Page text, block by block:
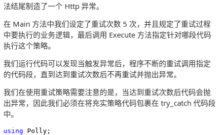
法结尾制造了一个 Http 异常。
在 Main 方法中我们设定了重试次数 5 次，并且规定了重试过程
中要执行的业务逻辑，最后调用 Execute 方法指定针对哪段代码
执行这个策略。
我们运行代码可以发现当触发异常后，程序不断的重试调用指定
的代码段，直到达到重试次数后不再重试并抛出异常。
我们在使用重试策略需要注意的是，当达到重试次数后代码会抛
出异常，因此我们必须在将充实策略代码包裹在 try_catch 代码段
中。
using